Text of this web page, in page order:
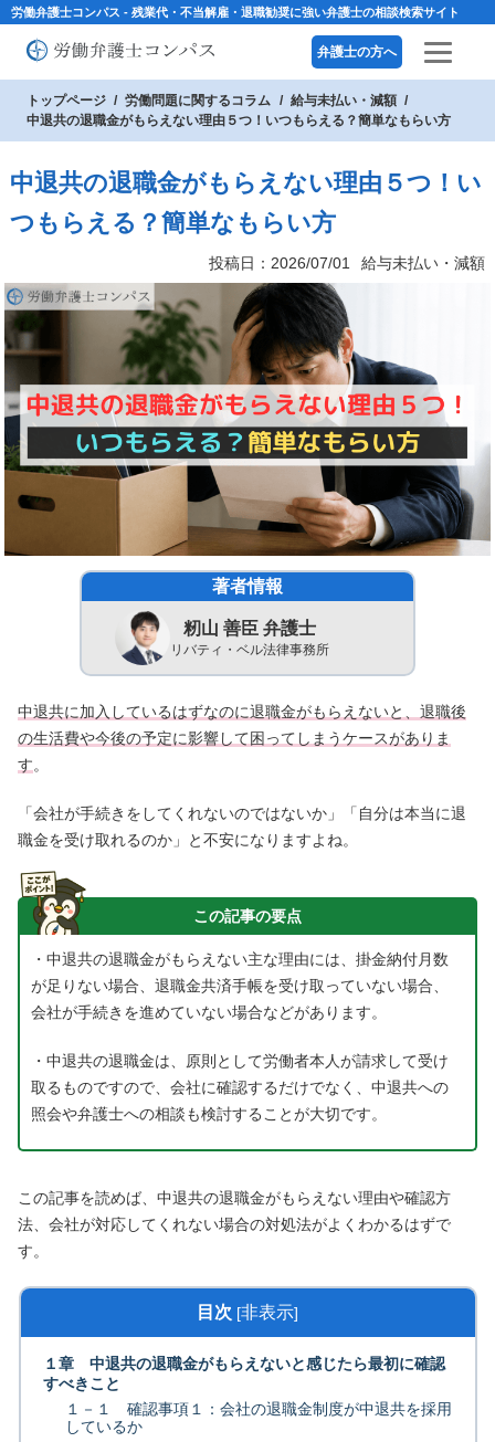
労働弁護士コンパス - 残業代・不当解雇・退職勧奨に強い弁護士の相談検索サイト
弁護士の方へ
トップページ 労働問題に関するコラム
給与未払い・減額
中退共の退職金がもらえない理由５つ！いつもらえる？簡単なもらい方
中退共の退職金がもらえない理由５つ！い
つもらえる？簡単なもらい方
投稿日：2026/07/01 給与未払い・減額
著者情報
籾山 善臣 弁護士
リバティ・ベル法律事務所
中退共に加入しているはずなのに退職金がもらえないと、退職後
の生活費や今後の予定に影響して困ってしまうケースがありま
す。
「会社が手続きをしてくれないのではないか」「自分は本当に退
職金を受け取れるのか」と不安になりますよね。
この記事の要点
・中退共の退職金がもらえない主な理由には、掛金納付月数
が足りない場合、退職金共済手帳を受け取っていない場合、
会社が手続きを進めていない場合などがあります。
・中退共の退職金は、原則として労働者本人が請求して受け
取るものですので、会社に確認するだけでなく、中退共への
照会や弁護士への相談も検討することが大切です。
この記事を読めば、中退共の退職金がもらえない理由や確認方
法、会社が対応してくれない場合の対処法がよくわかるはずで
す。
目次 [非表示]
１章 中退共の退職金がもらえないと感じたら最初に確認
すべきこと
１－１ 確認事項１：会社の退職金制度が中退共を採用
しているか